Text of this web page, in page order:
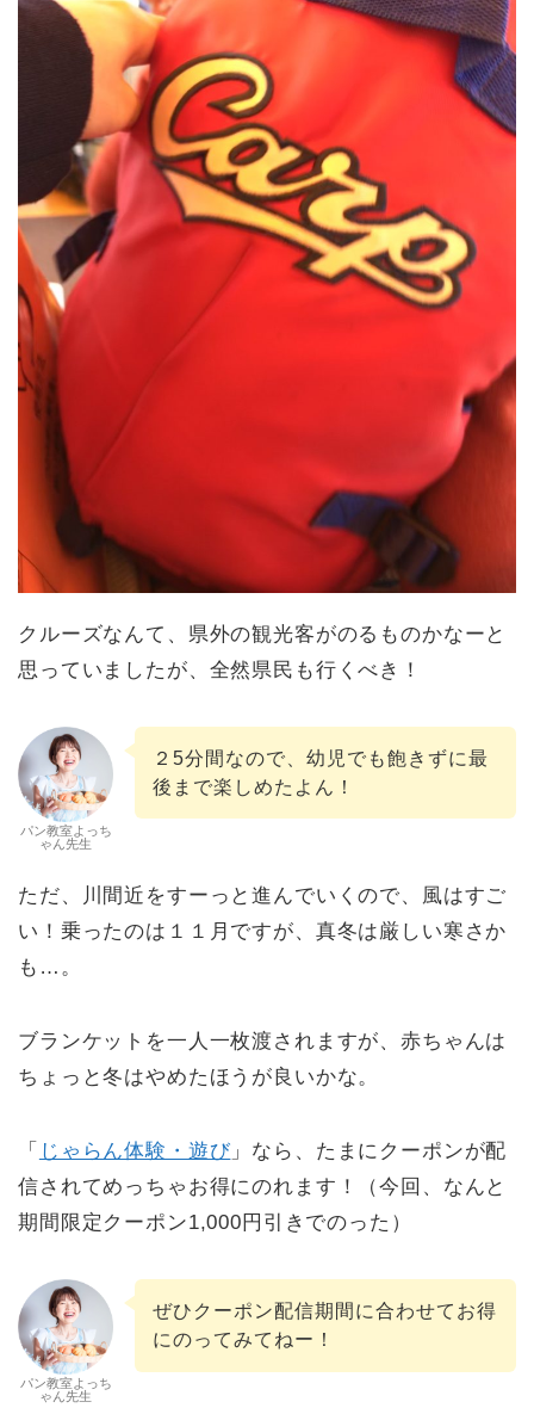
クルーズなんて、県外の観光客がのるものかなーと
思っていましたが、全然県民も行くべき！
パン教室よっち
ゃん先生
２5分間なので、幼児でも飽きずに最
後まで楽しめたよん！
ただ、川間近をすーっと進んでいくので、風はすご
い！乗ったのは１１月ですが、真冬は厳しい寒さか
も…。
ブランケットを一人一枚渡されますが、赤ちゃんは
ちょっと冬はやめたほうが良いかな。
「 じゃらん体験・遊び 」なら、たまにクーポンが配
信されてめっちゃお得にのれます！（今回、なんと
期間限定クーポン1,000円引きでのった）
パン教室よっち
ゃん先生
ぜひクーポン配信期間に合わせてお得
にのってみてねー！